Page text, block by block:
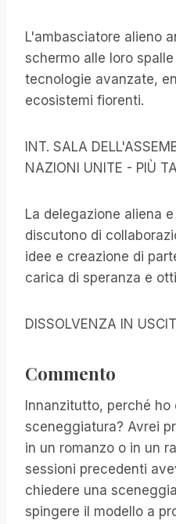
L'ambasciatore alieno
schermo alle loro
tecnologie avanzate,
ecosistemi fiorenti.
INT. SALA
NAZIONI UNITE - PIÙ
La delegazione aliena
discutono di
idee e creazione di
carica di speranza e
DISSOLVENZA IN
Commento
Innanzitutto, perché ho
sceneggiatura? Avrei
in un romanzo o in un
sessioni precedenti
chiedere una
spingere il modello a